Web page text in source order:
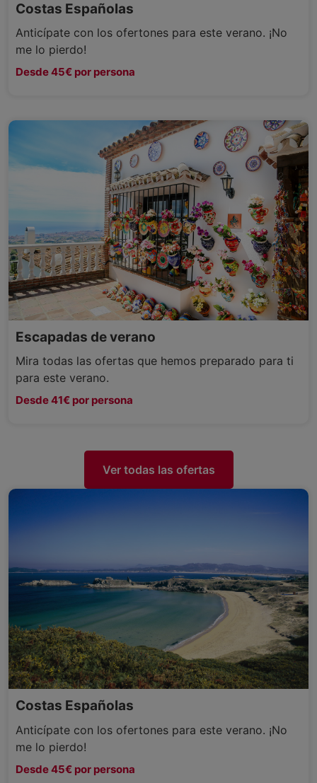
Costas Españolas
Anticípate con los ofertones para este verano. ¡No
me lo pierdo!
Desde 45€ por persona
Escapadas de verano
Mira todas las ofertas que hemos preparado para ti
para este verano.
Desde 41€ por persona
Ver todas las ofertas
Costas Españolas
Anticípate con los ofertones para este verano. ¡No
me lo pierdo!
Desde 45€ por persona